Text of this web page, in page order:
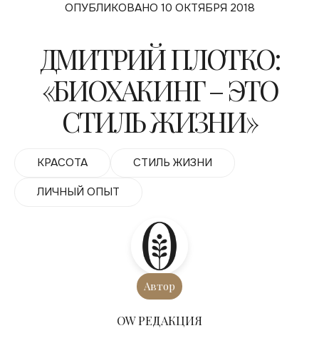
ОПУБЛИКОВАНО 10 ОКТЯБРЯ 2018
ДМИТРИЙ ПЛОТКО:
«БИОХАКИНГ – ЭТО
СТИЛЬ ЖИЗНИ»
КРАСОТА СТИЛЬ ЖИЗНИ
ЛИЧНЫЙ ОПЫТ
Автор
ОW РЕДАКЦИЯ